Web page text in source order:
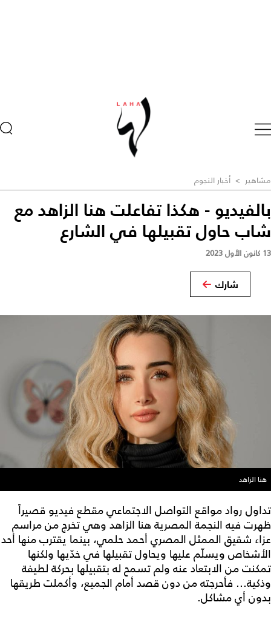
مشاهير > أخبار النجوم
بالفيديو - هكذا تفاعلت هنا الزاهد مع
شاب حاول تقبيلها في الشارع
13 كانون الأول 2023
شارك
هنا الزاهد
تداول رواد مواقع التواصل الاجتماعي مقطع فيديو قصيراً
ظهرت فيه النجمة المصرية هنا الزاهد وهي تخرج من مراسم
عزاء شقيق الممثل المصري أحمد حلمي، بينما يقترب منها أحد
الأشخاص ويسلّم عليها ويحاول تقبيلها في خدّيها ولكنها
تمكنت من الابتعاد عنه ولم تسمح له بتقبيلها بحركة لطيفة
وذكية... فأحرجته من دون قصد أمام الجميع، وأكملت طريقها
بدون أي مشاكل.